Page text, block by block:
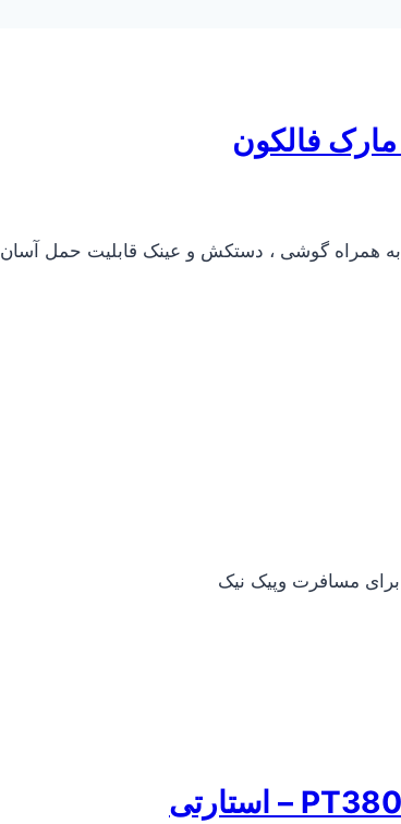
فالکون
به همراه گوشی ، دستکش و عینک قابلیت حمل آسان